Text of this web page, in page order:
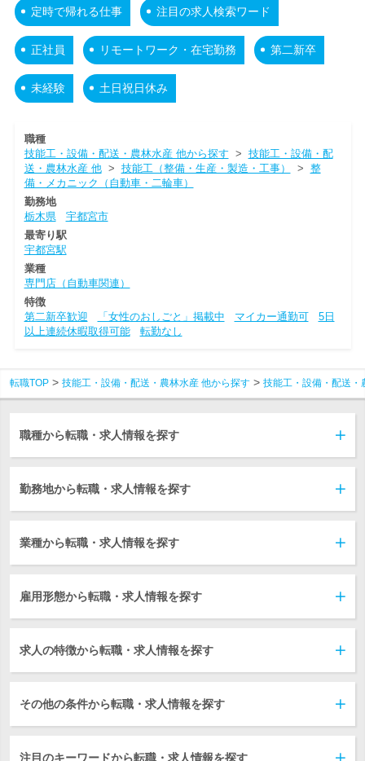
定時で帰れる仕事 注目の求人検索ワード
正社員 リモートワーク・在宅勤務 第二新卒
未経験 土日祝日休み
職種
技能工・設備・配送・農林水産 他から探す > 技能工・設備・配
送・農林水産 他> 技能工（整備・生産・製造・工事） > 整
備・メカニック（自動車・二輪車）
勤務地
栃木県
宇都宮市
最寄り駅
宇都宮駅
業種
専門店（自動車関連）
特徴
第二新卒歓迎
「女性のおしごと」掲載中 マイカー通勤可
5日
以上連続休暇取得可能
転勤なし
転職TOP 技能工・設備・配送・農林水産 他から探す 技能工・設備・配送・
職種から転職・求人情報を探す
勤務地から転職・求人情報を探す
業種から転職・求人情報を探す
雇用形態から転職・求人情報を探す
求人の特徴から転職・求人情報を探す
その他の条件から転職・求人情報を探す
注目のキーワードから転職・求人情報を探す